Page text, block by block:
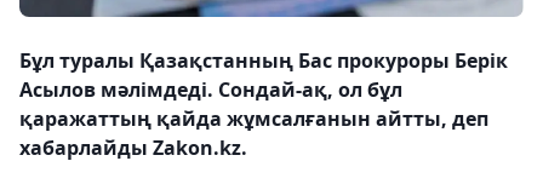
Бұл туралы Қазақстанның Бас прокуроры Берік
Асылов мәлімдеді. Сондай-ақ, ол бұл
қаражаттың қайда жұмсалғанын айтты, деп
хабарлайды Zakon.kz.